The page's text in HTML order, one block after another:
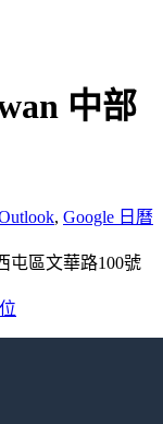
中部
, Google 日曆
屯區文華路100號